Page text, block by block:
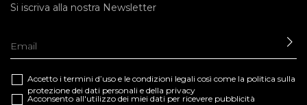
Si iscriva alla nostra Newsletter
Accetto i termini d’uso e le condizioni legali così come la politica sulla
protezione dei dati personali e della privacy
Acconsento all'utilizzo dei miei dati per ricevere pubblicità